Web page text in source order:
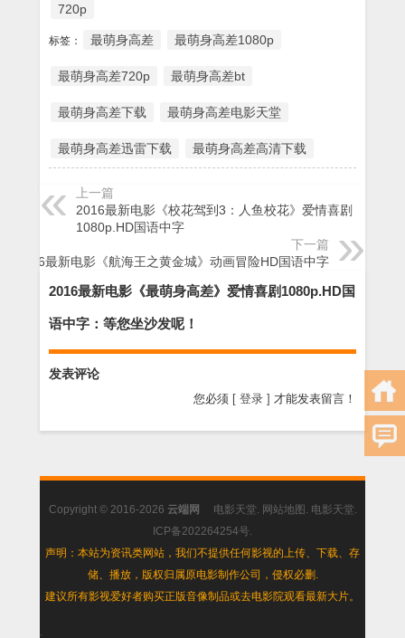
720p
标签： 最萌身高差 最萌身高差1080p
最萌身高差720p 最萌身高差bt
最萌身高差下载 最萌身高差电影天堂
最萌身高差迅雷下载 最萌身高差高清下载
上一篇
2016最新电影《校花驾到3：人鱼校花》爱情喜剧
1080p.HD国语中字
下一篇
2016最新电影《航海王之黄金城》动画冒险HD国语中字
2016最新电影《最萌身高差》爱情喜剧1080p.HD国
语中字：等您坐沙发呢！
发表评论
您必须 [ 登录 ] 才能发表留言！
Copyright © 2016-2026 云端网 电影天堂 网站地图 电影天堂
ICP备202264254号
声明：本站为资讯类网站，我们不提供任何影视的上传、下载、存
储、播放，版权归属原电影制作公司，侵权必删.
建议所有影视爱好者购买正版音像制品或去电影院观看最新大片。